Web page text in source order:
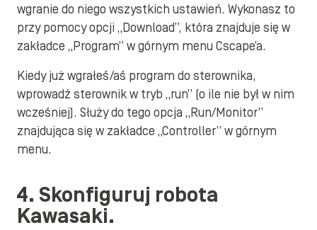
wgranie do niego wszystkich ustawień. Wykonasz to
przy pomocy opcji „Download”, która znajduje się w
zakładce „Program” w górnym menu Cscape’a.
Kiedy już wgrałeś/aś program do sterownika,
wprowadź sterownik w tryb „run” (o ile nie był w nim
wcześniej). Służy do tego opcja „Run/Monitor”
znajdująca się w zakładce „Controller” w górnym
menu.
4. Skonfiguruj robota
Kawasaki.